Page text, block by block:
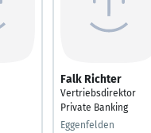
Falk Richter
Vertriebsdirektor
Private Banking
Eggenfelden